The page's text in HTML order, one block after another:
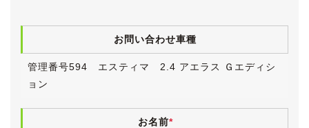
チェンジされています。
今回仕入れたエスティマは一度目のマイナーチェンジの
後のモデルです。
バンパーやグリル、ライト類が意匠変更され、クルーズ
コントロールやステアリングスイッチ、エコドライブイ
お問い合わせ車種
管理番号594 エスティマ 2.4 アエラス Ｇエディシ
ョン
お名前*